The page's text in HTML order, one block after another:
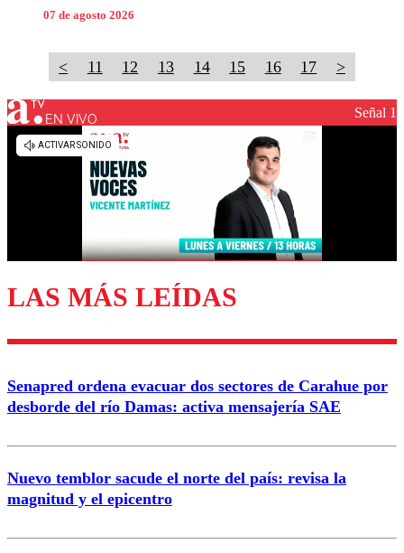
07 de agosto 2026
< 11 12 13 14 15 16 17 >
EN VIVO Señal 1
LAS MÁS LEÍDAS
Senapred ordena evacuar dos sectores de Carahue por
desborde del río Damas: activa mensajería SAE
Nuevo temblor sacude el norte del país: revisa la
magnitud y el epicentro